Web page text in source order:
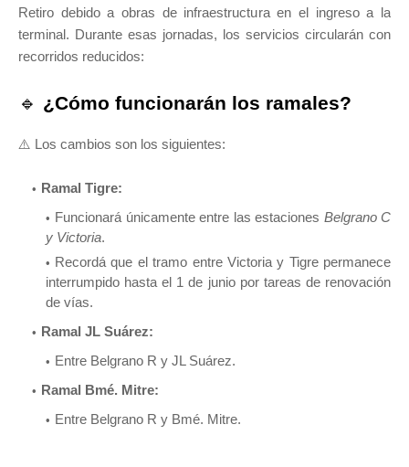
Retiro debido a obras de infraestructura en el ingreso a la
terminal. Durante esas jornadas, los servicios circularán con
recorridos reducidos:
🔹 ¿Cómo funcionarán los ramales?
⚠️ Los cambios son los siguientes:
Ramal Tigre:
Funcionará únicamente entre las estaciones Belgrano C
y Victoria.
Recordá que el tramo entre Victoria y Tigre permanece
interrumpido hasta el 1 de junio por tareas de renovación
de vías.
Ramal JL Suárez:
Entre Belgrano R y JL Suárez.
Ramal Bmé. Mitre:
Entre Belgrano R y Bmé. Mitre.